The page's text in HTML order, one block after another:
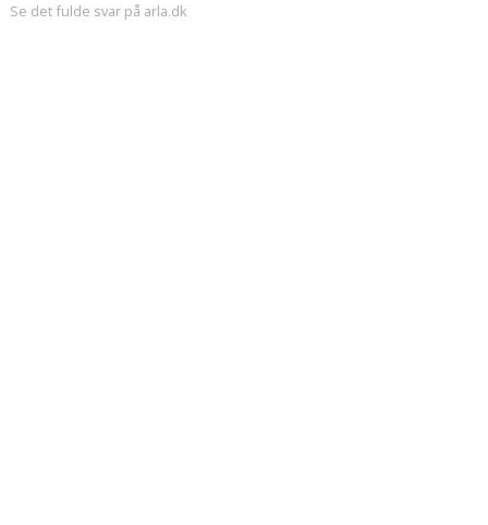
Se det fulde svar på arla.dk